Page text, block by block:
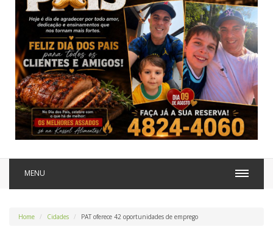
MENU
Home Cidades PAT oferece 42 oportunidades de emprego